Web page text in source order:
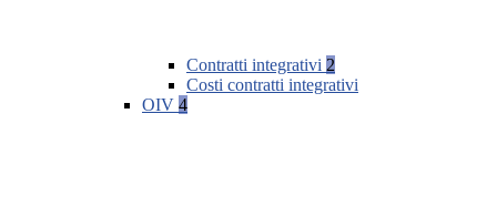
Contratti integrativi 2
Costi contratti integrativi
OIV 4